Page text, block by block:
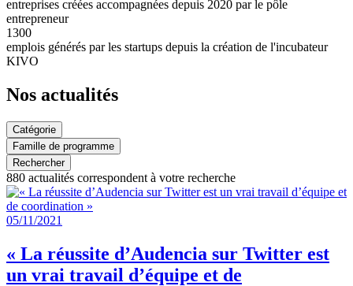
entreprises créées accompagnées depuis 2020 par le pôle
entrepreneur
1300
emplois générés par les startups depuis la création de l'incubateur
KIVO
Nos actualités
Catégorie
Famille de programme
Rechercher
880 actualités correspondent à votre recherche
05/11/2021
« La réussite d’Audencia sur Twitter est
un vrai travail d’équipe et de